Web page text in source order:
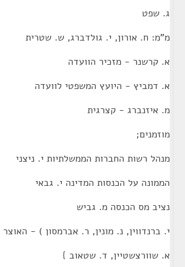
ג. שפט
מ"מ: ח. אורון, י. גולדברג, ש. שטרית
א. קרשנר - מזכיר הוועדה
א. דמביץ - היועץ המשפטי לוועדה
מ. איזנברג - קצרגית
מוזמנים;
מנהל רשות החברות הממשלתיות י. ניצני
הממונה על הכנסות המדינה י. גבאי
נציב מס הכנסה מ. גביש
י. ברנדווין, נ. מונין, ר. אברמסון ) - האוצר
א. שוורצשטיין, ד. שטאוב }